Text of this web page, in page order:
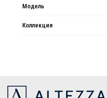
Модель
Коллекция